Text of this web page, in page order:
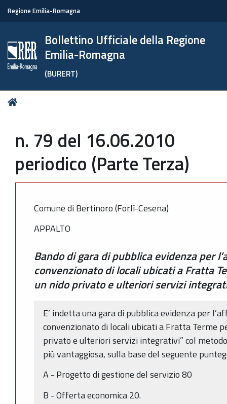
Regione Emilia-Romagna
Bollettino Ufficiale della Regione
Emilia-Romagna
(BURERT)
Tu
n. 79 del 16.06.2010
periodico (Parte Terza)
Comune di Bertinoro (Forlì-Cesena)
APPALTO
Bando di gara di pubblica evidenza per
convenzionato di locali ubicati a Fratta
un nido privato e ulteriori servizi
E’ indetta una gara di pubblica evidenza per
convenzionato di locali ubicati a Fratta Terme
privato e ulteriori servizi integrativi” col
più vantaggiosa, sulla base del seguente
A - Progetto di gestione del servizio 80
B - Offerta economica 20.